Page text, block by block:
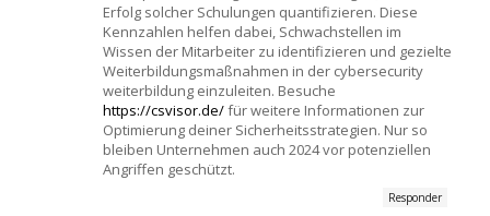
Erfolg solcher Schulungen quantifizieren. Diese
Kennzahlen helfen dabei, Schwachstellen im
Wissen der Mitarbeiter zu identifizieren und gezielte
Weiterbildungsmaßnahmen in der cybersecurity
weiterbildung einzuleiten. Besuche
https://csvisor.de/für weitere Informationen zur
Optimierung deiner Sicherheitsstrategien. Nur so
bleiben Unternehmen auch 2024 vor potenziellen
Angriffen geschützt.
Responder